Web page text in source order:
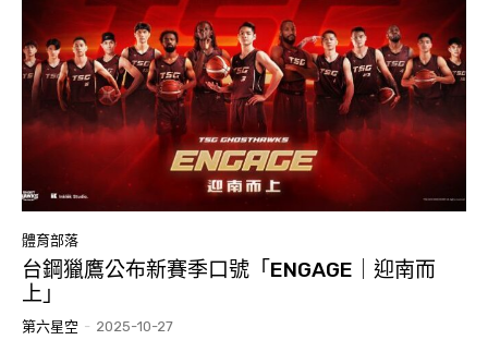
體育部落
台鋼獵鷹公布新賽季口號「ENGAGE｜迎南而
上」
第六星空 - 2025-10-27